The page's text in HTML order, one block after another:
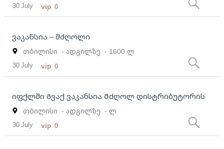
30 July vip 0
ვაკანსია – მძღოლი
თბილისი - ადგილზე - 1600 ლ
30 July vip 0
იფქლში Გვაქ ვაკანსია Მძღოლ დისტრიბუტორის
თბილისი - ადგილზე - ლ
30 July vip 0